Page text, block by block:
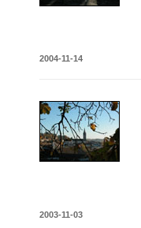
2004-11-14
2003-11-03